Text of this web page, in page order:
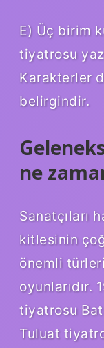
E) Üç birim
tiyatrosu
Karakterler
belirgindir.
ne
Sanatçıları
kitlesinin
önemli
oyunlarıdır.
tiyatrosu
Tuluat